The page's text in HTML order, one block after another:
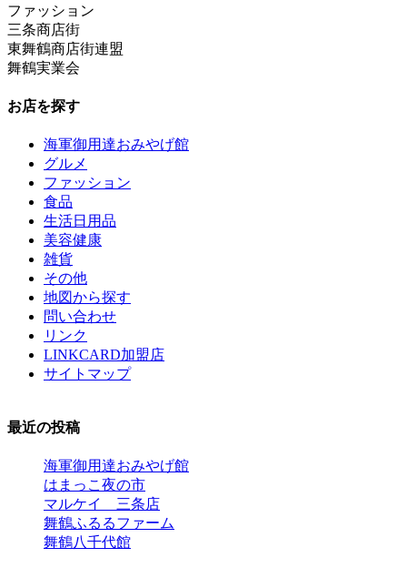
ファッション
三条商店街
東舞鶴商店街連盟
舞鶴実業会
お店を探す
海軍御用達おみやげ館
グルメ
ファッション
食品
生活日用品
美容健康
雑貨
その他
地図から探す
問い合わせ
リンク
LINKCARD加盟店
サイトマップ
最近の投稿
海軍御用達おみやげ館
はまっこ夜の市
マルケイ 三条店
舞鶴ふるるファーム
舞鶴八千代館